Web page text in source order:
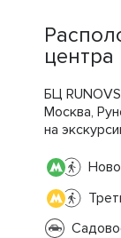
центра
БЦ
Москва,
на